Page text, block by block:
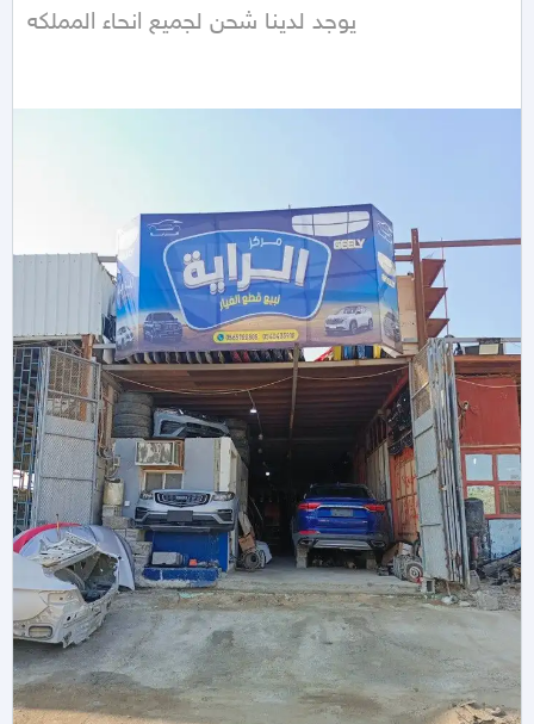
يوجد لدينا شحن لجميع انحاء المملكه